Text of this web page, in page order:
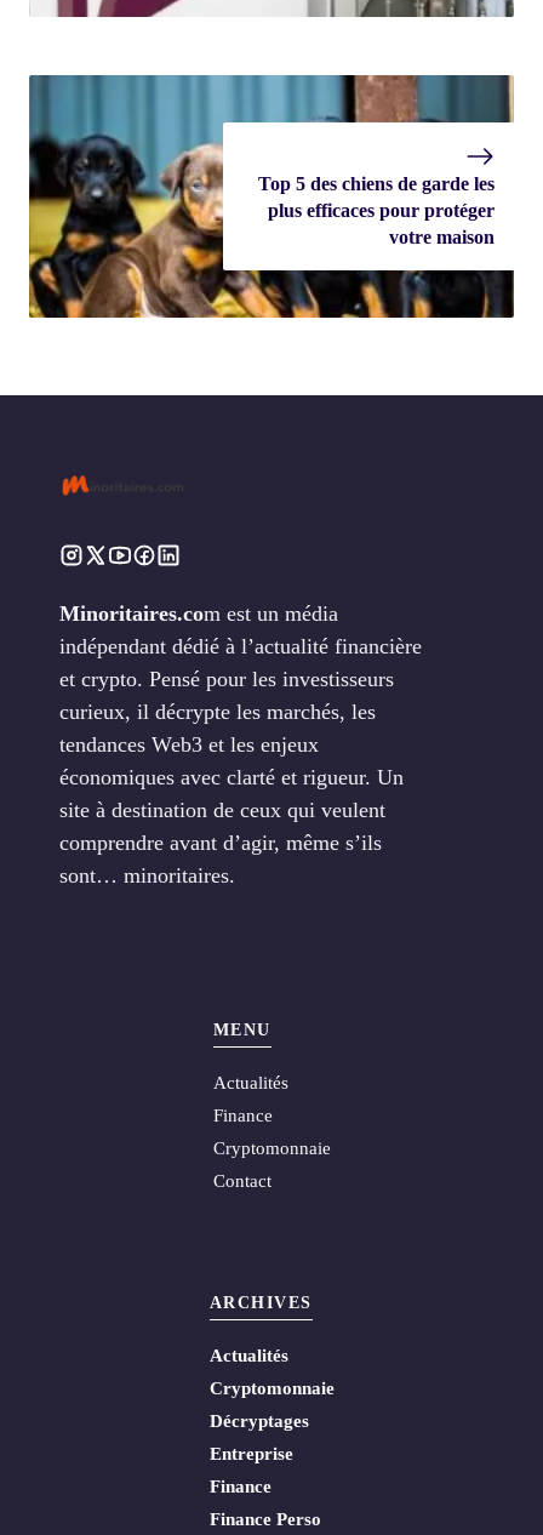
Top 5 des chiens de garde les
plus efficaces pour protéger
votre maison
Minoritaires.com est un média
indépendant dédié à l’actualité financière
et crypto. Pensé pour les investisseurs
curieux, il décrypte les marchés, les
tendances Web3 et les enjeux
économiques avec clarté et rigueur. Un
site à destination de ceux qui veulent
comprendre avant d’agir, même s’ils
sont… minoritaires.
MENU
Actualités
Finance
Cryptomonnaie
Contact
ARCHIVES
Actualités
Cryptomonnaie
Décryptages
Entreprise
Finance
Finance Perso